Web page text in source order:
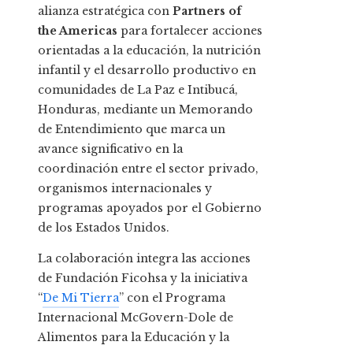
alianza estratégica con Partners of
the Americas para fortalecer acciones
orientadas a la educación, la nutrición
infantil y el desarrollo productivo en
comunidades de La Paz e Intibucá,
Honduras, mediante un Memorando
de Entendimiento que marca un
avance significativo en la
coordinación entre el sector privado,
organismos internacionales y
programas apoyados por el Gobierno
de los Estados Unidos.
La colaboración integra las acciones
de Fundación Ficohsa y la iniciativa
“De Mi Tierra” con el Programa
Internacional McGovern-Dole de
Alimentos para la Educación y la